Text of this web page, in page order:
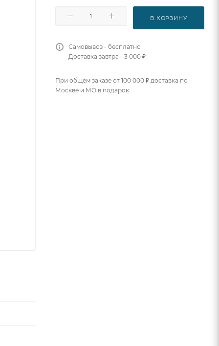
В КОРЗИНУ
Самовывоз - бесплатно
Доставка завтра - 3 000 ₽
При общем заказе от 100 000 ₽ доставка по
Москве и МО в подарок.